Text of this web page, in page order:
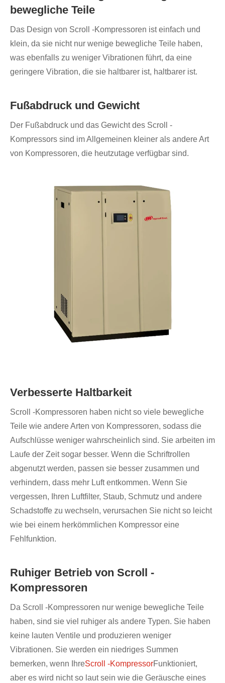
bewegliche Teile
Das Design von Scroll -Kompressoren ist einfach und
klein, da sie nicht nur wenige bewegliche Teile haben,
was ebenfalls zu weniger Vibrationen führt, da eine
geringere Vibration, die sie haltbarer ist, haltbarer ist.
Fußabdruck und Gewicht
Der Fußabdruck und das Gewicht des Scroll -
Kompressors sind im Allgemeinen kleiner als andere Art
von Kompressoren, die heutzutage verfügbar sind.
Verbesserte Haltbarkeit
Scroll -Kompressoren haben nicht so viele bewegliche
Teile wie andere Arten von Kompressoren, sodass die
Aufschlüsse weniger wahrscheinlich sind. Sie arbeiten im
Laufe der Zeit sogar besser. Wenn die Schriftrollen
abgenutzt werden, passen sie besser zusammen und
verhindern, dass mehr Luft entkommen. Wenn Sie
vergessen, Ihren Luftfilter, Staub, Schmutz und andere
Schadstoffe zu wechseln, verursachen Sie nicht so leicht
wie bei einem herkömmlichen Kompressor eine
Fehlfunktion.
Ruhiger Betrieb von Scroll -
Kompressoren
Da Scroll -Kompressoren nur wenige bewegliche Teile
haben, sind sie viel ruhiger als andere Typen. Sie haben
keine lauten Ventile und produzieren weniger
Vibrationen. Sie werden ein niedriges Summen
bemerken, wenn IhreScroll -KompressorFunktioniert,
aber es wird nicht so laut sein wie die Geräusche eines